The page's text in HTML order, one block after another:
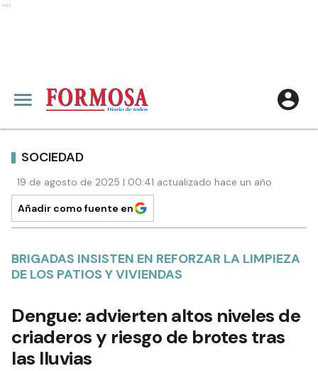
Ads
SOCIEDAD
19 de agosto de 2025 | 00:41 actualizado hace un año
Añadir como fuente en
BRIGADAS INSISTEN EN REFORZAR LA LIMPIEZA
DE LOS PATIOS Y VIVIENDAS
Dengue: advierten altos niveles de
criaderos y riesgo de brotes tras
las lluvias